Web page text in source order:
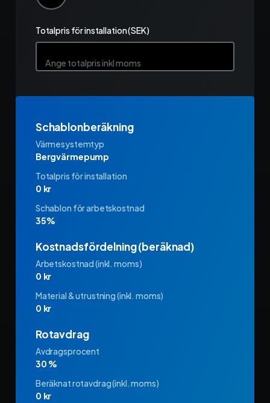
Fakturering
Totalpris för installation (SEK)
Ange totalpris inkl moms
Schablonberäkning
Värmesystemtyp
Bergvärmepump
Totalpris för installation
0 kr
Schablon för arbetskostnad
35%
Kostnadsfördelning (beräknad)
Arbetskostnad (inkl. moms)
0 kr
Material & utrustning (inkl. moms)
0 kr
Rotavdrag
Avdragsprocent
30 %
Beräknat rotavdrag (inkl. moms)
0 kr